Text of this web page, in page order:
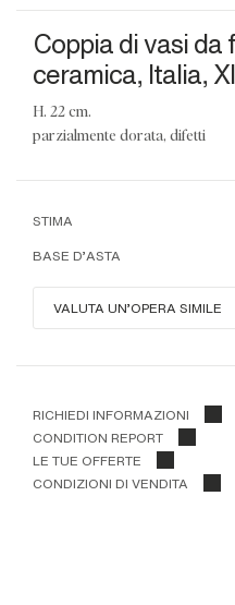
Coppia di vasi da
ceramica, Italia,
h. 22 cm.
parzialmente dorata, difetti
STIMA
BASE D'ASTA
VALUTA UN'OPERA SIMILE
RICHIEDI INFORMAZIONI
CONDITION REPORT
LE TUE OFFERTE
CONDIZIONI DI VENDITA